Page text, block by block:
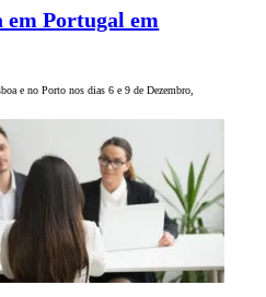
Portugal em
e no Porto nos dias 6 e 9 de Dezembro,